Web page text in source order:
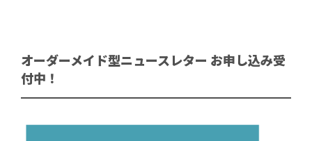
オーダーメイド型ニュースレター お申し込み受
付中！